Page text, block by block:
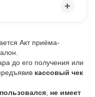
Акт приёма-
до его получения или
кассовый чек
не имеет